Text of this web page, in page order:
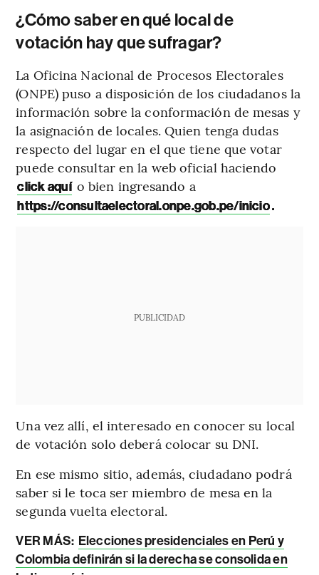
¿Cómo saber en qué local de
votación hay que sufragar?
La Oficina Nacional de Procesos Electorales
(ONPE) puso a disposición de los ciudadanos la
información sobre la conformación de mesas y
la asignación de locales. Quien tenga dudas
respecto del lugar en el que tiene que votar
puede consultar en la web oficial haciendo
click aquí o bien ingresando a
https://consultaelectoral.onpe.gob.pe/inicio.
PUBLICIDAD
Una vez allí, el interesado en conocer su local
de votación solo deberá colocar su DNI.
En ese mismo sitio, además, ciudadano podrá
saber si le toca ser miembro de mesa en la
segunda vuelta electoral.
VER MÁS: Elecciones presidenciales en Perú y
Colombia definirán si la derecha se consolida en